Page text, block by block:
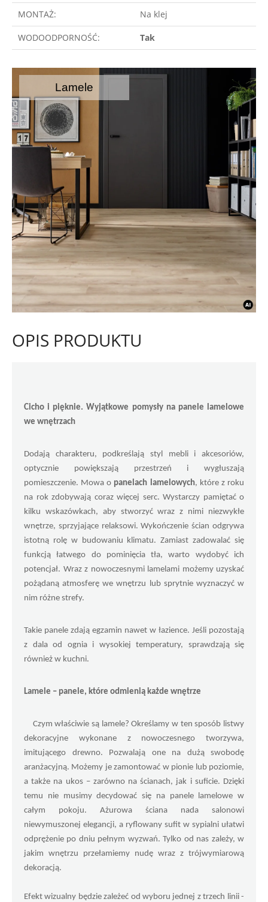
MONTAŻ: Na klej
WODOODPORNOŚĆ: Tak
Lamele
OPIS PRODUKTU
Cicho i pięknie. Wyjątkowe pomysły na panele lamelowe
we wnętrzach
Dodają charakteru, podkreślają styl mebli i akcesoriów,
optycznie powiększają przestrzeń i wygłuszają
pomieszczenie. Mowa o panelach lamelowych, które z roku
na rok zdobywają coraz więcej serc. Wystarczy pamiętać o
kilku wskazówkach, aby stworzyć wraz z nimi niezwykłe
wnętrze, sprzyjające relaksowi. Wykończenie ścian odgrywa
istotną rolę w budowaniu klimatu. Zamiast zadowalać się
funkcją łatwego do pominięcia tła, warto wydobyć ich
potencjał. Wraz z nowoczesnymi lamelami możemy uzyskać
pożądaną atmosferę we wnętrzu lub sprytnie wyznaczyć w
nim różne strefy.
Takie panele zdają egzamin nawet w łazience. Jeśli pozostają
z dala od ognia i wysokiej temperatury, sprawdzają się
również w kuchni.
Lamele – panele, które odmienią każde wnętrze
Czym właściwie są lamele? Określamy w ten sposób listwy
dekoracyjne wykonane z nowoczesnego tworzywa,
imitującego drewno. Pozwalają one na dużą swobodę
aranżacyjną. Możemy je zamontować w pionie lub poziomie,
a także na ukos – zarówno na ścianach, jak i suficie. Dzięki
temu nie musimy decydować się na panele lamelowe w
całym pokoju. Ażurowa ściana nada salonowi
niewymuszonej elegancji, a ryflowany sufit w sypialni ułatwi
odprężenie po dniu pełnym wyzwań. Tylko od nas zależy, w
jakim wnętrzu przełamiemy nudę wraz z trójwymiarową
dekoracją.
Efekt wizualny będzie zależeć od wyboru jednej z trzech linii -